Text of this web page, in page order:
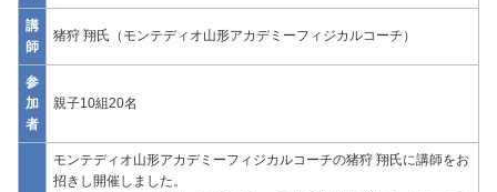
講
師
猪狩 翔氏（モンテディオ山形アカデミーフィジカルコーチ）
参
加
者
親子10組20名
モンテディオ山形アカデミーフィジカルコーチの猪狩 翔氏に講師をお
招きし開催しました。